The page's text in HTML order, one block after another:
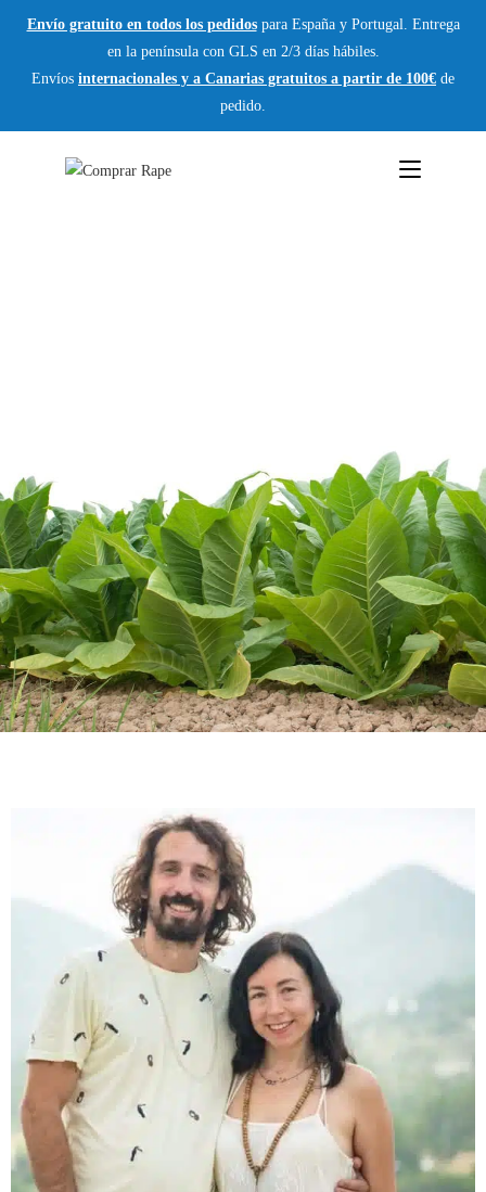
Envío gratuito en todos los pedidospara España y Portugal. Entrega
en la península con GLS en 2/3 días hábiles.
Envíos internacionales y a Canarias gratuitos a partir de 100€ de
pedido.